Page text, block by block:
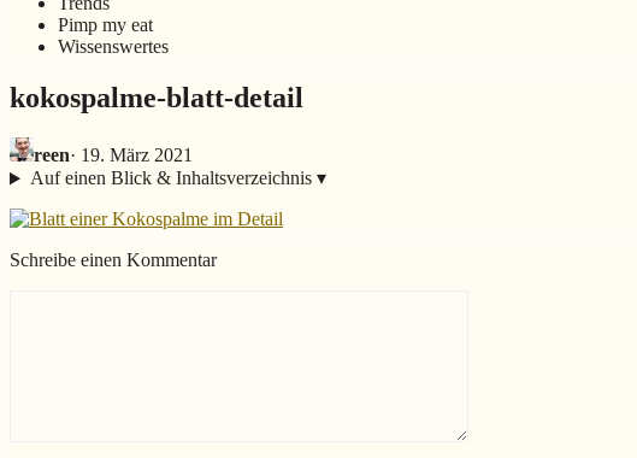
Pimp my eat
Wissenswertes
kokospalme-blatt-detail
reen· 19. März 2021
Auf einen Blick & Inhaltsverzeichnis ▾
Schreibe einen Kommentar